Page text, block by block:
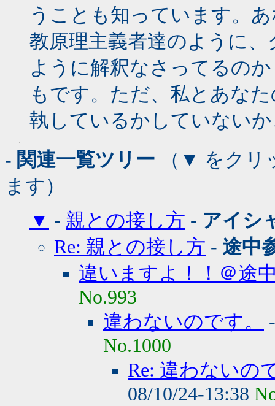
うことも知っています。
教原理主義者達のように
ように解釈なさってるの
もです。ただ、私とあな
執しているかしていない
- 関連一覧ツリー （▼ をクリ
ます）
▼ - 親との接し方 - アイシ
Re: 親との接し方 - 途中
違いますよ！！＠途
No.993
違わないのです。
No.1000
Re: 違わないの
08/10/24-13:38